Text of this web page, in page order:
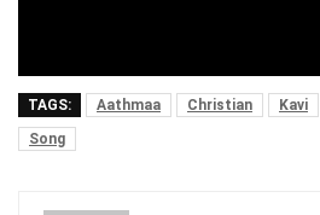
TAGS: Aathmaa Christian Kavi
Song